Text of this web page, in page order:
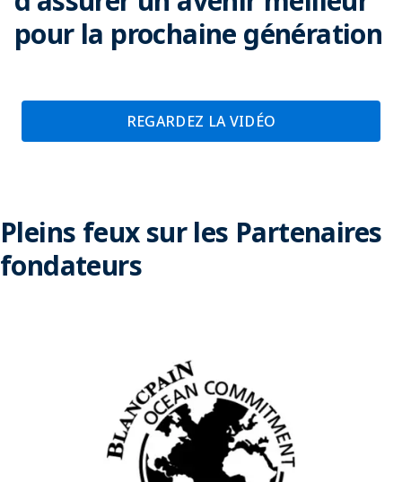
pour la prochaine génération​
REGARDEZ LA VIDÉO
Pleins feux sur les Partenaires
fondateurs